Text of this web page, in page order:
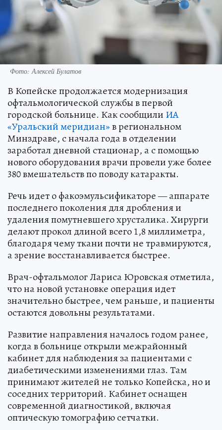
Фото: Алексей Булатов
В Копейске продолжается модернизация
офтальмологической службы в первой
городской больнице. Как сообщили ИА
«Уральский меридиан»в региональном
Минздраве, с начала года в отделении
заработал дневной стационар, а с помощью
нового оборудования врачи провели уже более
380 вмешательств по поводу катаракты.
Речь идет о факоэмульсификаторе — аппарате
последнего поколения для дробления и
удаления помутневшего хрусталика. Хирурги
делают прокол длиной всего 1,8 миллиметра,
благодаря чему ткани почти не травмируются,
а зрение восстанавливается быстрее.
Врач-офтальмолог Лариса Юровская отметила,
что на новой установке операция идет
значительно быстрее, чем раньше, и пациенты
остаются довольны результатами.
Развитие направления началось годом ранее,
когда в больнице открыли межрайонный
кабинет для наблюдения за пациентами с
диабетическими изменениями глаз. Там
принимают жителей не только Копейска, но и
соседних территорий. Кабинет оснащен
современной диагностикой, включая
оптическую томографию сетчатки.